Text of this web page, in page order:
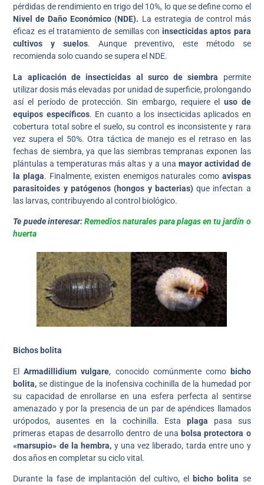
pérdidas de rendimiento en trigo del 10%, lo que se define como el
Nivel de Daño Económico (NDE). La estrategia de control más
eficaz es el tratamiento de semillas con insecticidas aptos para
cultivos y suelos.
Aunque preventivo, este método se
recomienda solo cuando se supera el NDE.
La aplicación de insecticidas al surco de siembra permite
utilizar dosis más elevadas por unidad de superficie, prolongando
así el período de protección. Sin embargo, requiere el uso de
equipos específicos. En cuanto a los insecticidas aplicados en
cobertura total sobre el suelo, su control es inconsistente y rara
vez supera el 50%. Otra táctica de manejo es el retraso en las
fechas de siembra, ya que las siembras tempranas exponen las
plántulas a temperaturas más altas y a una mayor actividad de
la plaga. Finalmente, existen enemigos naturales como avispas
parasitoides y patógenos (hongos y bacterias)que infectan a
las larvas, contribuyendo al control biológico.
Te puede interesar:Remedios naturales para plagas en tu jardín o
huerta
Bichos bolita
ElArmadillidium vulgare, conocido comúnmente comobicho
bolita,se distingue de la inofensiva cochinilla de la humedad por
su capacidad de enrollarse en una esfera perfecta al sentirse
amenazado y por la presencia de un par de apéndices llamados
urópodos, ausentes en la cochinilla. Esta plaga pasa sus
primeras etapas de desarrollo dentro de unabolsa protectora o
«marsupio» de la hembra, y una vez liberado, tarda entre uno y
dos años en completar su ciclo vital.
Durante la fase de implantación del cultivo, el bicho bolita se